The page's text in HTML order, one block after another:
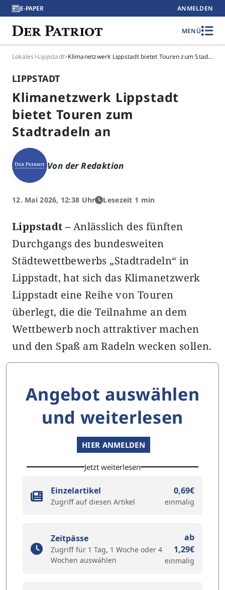
E-PAPER ANMELDEN
MENÜ
Lokales>Lippstadt> Klimanetzwerk Lippstadt bietet Touren zum Stadtradeln an
LIPPSTADT
Klimanetzwerk Lippstadt
bietet Touren zum
Stadtradeln an
Von der Redaktion
12. Mai 2026, 12:38 Uhr Lesezeit 1 min
Lippstadt – Anlässlich des fünften
Durchgangs des bundesweiten
Städtewettbewerbs „Stadtradeln“ in
Lippstadt, hat sich das Klimanetzwerk
Lippstadt eine Reihe von Touren
überlegt, die die Teilnahme an dem
Wettbewerb noch attraktiver machen
und den Spaß am Radeln wecken sollen.
Angebot auswählen
und weiterlesen
HIER ANMELDEN
Jetzt weiterlesen
Einzelartikel
Zugriff auf diesen Artikel
0,69€
einmalig
Zeitpässe
Zugriff für 1 Tag, 1 Woche oder 4
Wochen auswählen
ab
1,29€
einmalig